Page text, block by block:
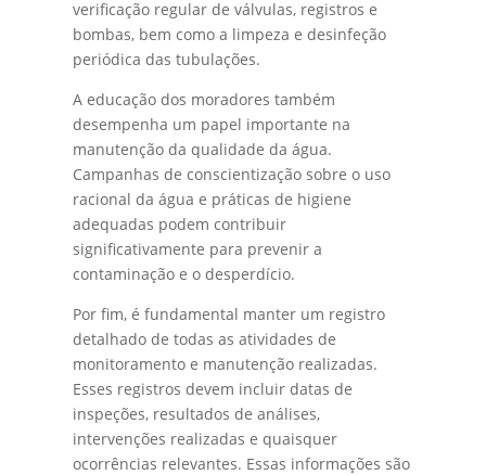
verificação regular de válvulas, registros e
bombas, bem como a limpeza e desinfeção
periódica das tubulações.
A educação dos moradores também
desempenha um papel importante na
manutenção da qualidade da água.
Campanhas de conscientização sobre o uso
racional da água e práticas de higiene
adequadas podem contribuir
significativamente para prevenir a
contaminação e o desperdício.
Por fim, é fundamental manter um registro
detalhado de todas as atividades de
monitoramento e manutenção realizadas.
Esses registros devem incluir datas de
inspeções, resultados de análises,
intervenções realizadas e quaisquer
ocorrências relevantes. Essas informações são